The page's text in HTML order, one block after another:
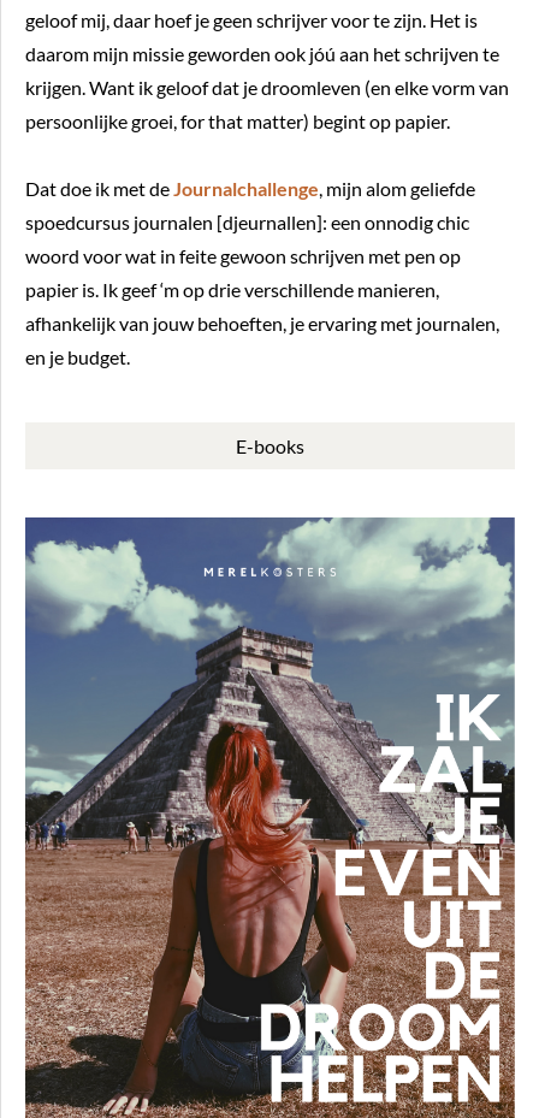
geloof mij, daar hoef je geen schrijver voor te zijn. Het is
daarom mijn missie geworden ook jóú aan het schrijven te
krijgen. Want ik geloof dat je droomleven (en elke vorm van
persoonlijke groei, for that matter) begint op papier.
Dat doe ik met de Journalchallenge , mijn alom geliefde
spoedcursus journalen [djeurnallen]: een onnodig chic
woord voor wat in feite gewoon schrijven met pen op
papier is. Ik geef ‘m op drie verschillende manieren,
afhankelijk van jouw behoeften, je ervaring met journalen,
en je budget.
E-books